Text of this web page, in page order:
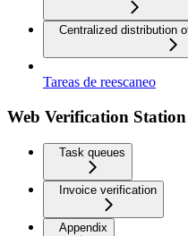
Centralized distribution
Tareas de reescaneo
Web Verification Station
Task queues
Invoice verification
Appendix